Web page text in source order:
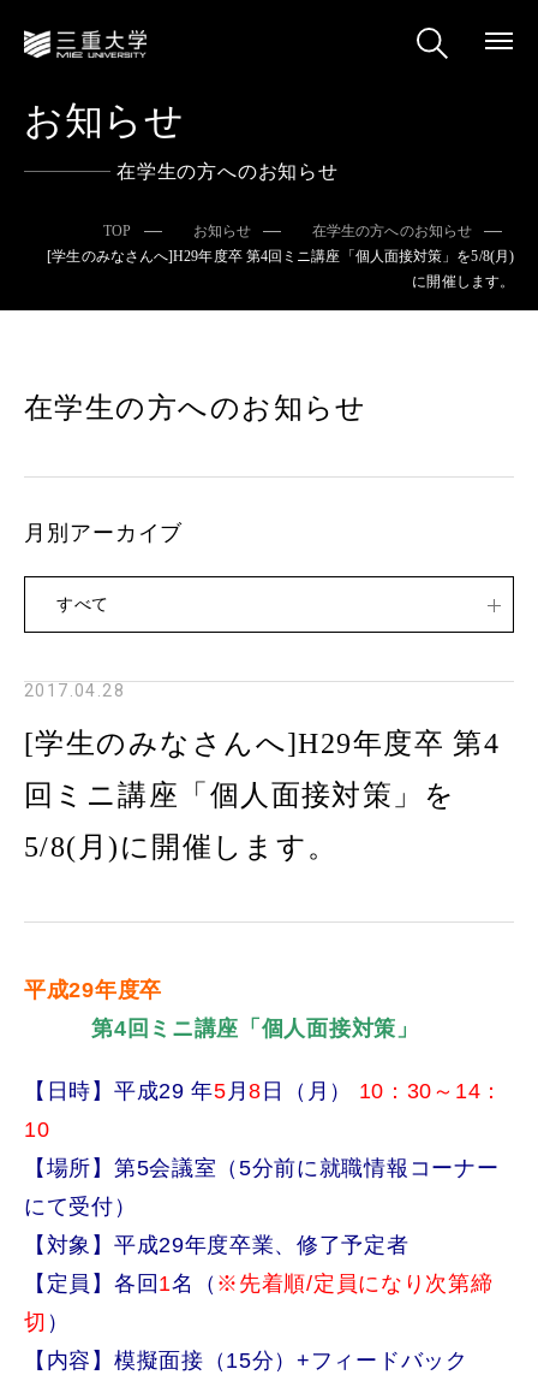
お知らせ
在学生の方へのお知らせ
TOP お知らせ
在学生の方へのお知らせ
[学生のみなさんへ]H29年度卒 第4回ミニ講座「個人面接対策」を5/8(月)
に開催します。
2017.04.28
[学生のみなさんへ]H29年度卒 第4
回ミニ講座「個人面接対策」を
5/8(月)に開催します。
平成29年度卒
第4回ミニ講座「個人面接対策」
【日時】平成29 年5 月8 日（月）
10：30～14：
10
【場所】第5会議室（5分前に就職情報コーナー
にて受付）
【対象】平成29年度卒業、修了予定者
【定員】各回 1名（ ※先着順/定員になり次第締
切 ）
【内容】模擬面接（15分）+フィードバック
在学生の方へのお知らせ
月別アーカイブ
すべて